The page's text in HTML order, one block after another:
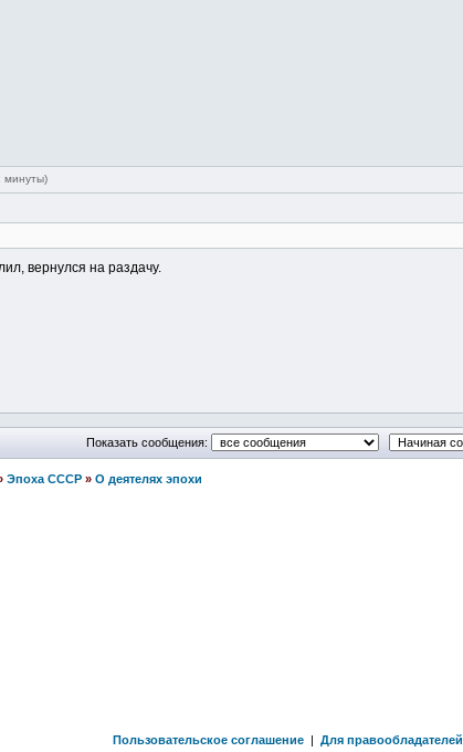
минуты)
вернулся на раздачу.
Показать сообщения:
Эпоха СССР » О деятелях эпохи
Пользовательское соглашение | Для правообладателей